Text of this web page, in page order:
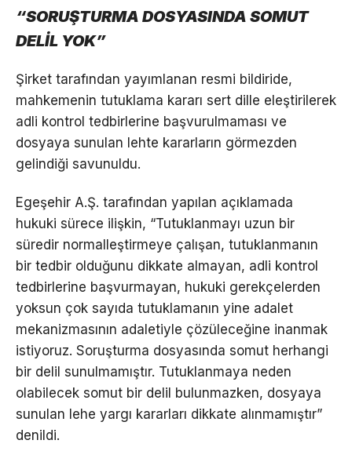
“SORUŞTURMA DOSYASINDA SOMUT
DELİL YOK”
Şirket tarafından yayımlanan resmi bildiride,
mahkemenin tutuklama kararı sert dille eleştirilerek
adli kontrol tedbirlerine başvurulmaması ve
dosyaya sunulan lehte kararların görmezden
gelindiği savunuldu.
Egeşehir A.Ş. tarafından yapılan açıklamada
hukuki sürece ilişkin, “Tutuklanmayı uzun bir
süredir normalleştirmeye çalışan, tutuklanmanın
bir tedbir olduğunu dikkate almayan, adli kontrol
tedbirlerine başvurmayan, hukuki gerekçelerden
yoksun çok sayıda tutuklamanın yine adalet
mekanizmasının adaletiyle çözüleceğine inanmak
istiyoruz. Soruşturma dosyasında somut herhangi
bir delil sunulmamıştır. Tutuklanmaya neden
olabilecek somut bir delil bulunmazken, dosyaya
sunulan lehe yargı kararları dikkate alınmamıştır”
denildi.